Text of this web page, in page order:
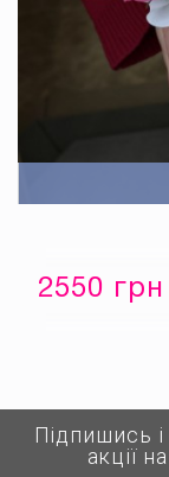
2550 грн
Підпишись
акції